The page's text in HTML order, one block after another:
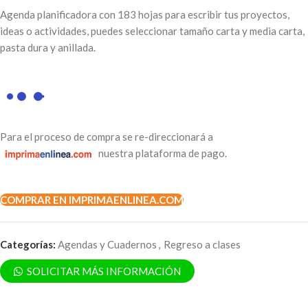
Agenda planificadora con 183 hojas para escribir tus proyectos,
ideas o actividades, puedes seleccionar tamaño carta y media carta,
pasta dura y anillada.
Para el proceso de compra se re-direccionará a
nuestra plataforma de pago.
COMPRAR EN IMPRIMAENLINEA.COM
Categorías: Agendas y Cuadernos , Regreso a clases
SOLICITAR MÁS INFORMACIÓN